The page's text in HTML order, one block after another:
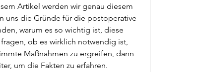
Artikel werden wir genau diesem
uns die Gründe für die postoperative
warum es so wichtig ist, diese
ob es wirklich notwendig ist,
Maßnahmen zu ergreifen, dann
um die Fakten zu erfahren.